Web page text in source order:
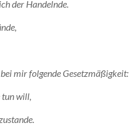
der Handelnde.
mir folgende Gesetzmäßigkeit:
tun will,